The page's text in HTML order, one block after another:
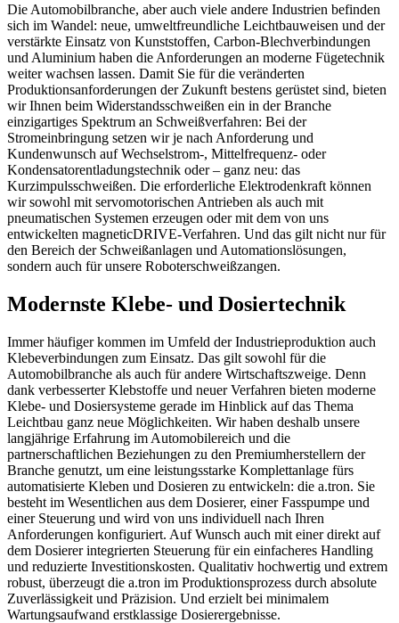
Die Automobilbranche, aber auch viele andere Industrien befinden
sich im Wandel: neue, umweltfreundliche Leichtbauweisen und der
verstärkte Einsatz von Kunststoffen, Carbon-Blechverbindungen
und Aluminium haben die Anforderungen an moderne Fügetechnik
weiter wachsen lassen. Damit Sie für die veränderten
Produktionsanforderungen der Zukunft bestens gerüstet sind, bieten
wir Ihnen beim Widerstandsschweißen ein in der Branche
einzigartiges Spektrum an Schweißverfahren: Bei der
Stromeinbringung setzen wir je nach Anforderung und
Kundenwunsch auf Wechselstrom-, Mittelfrequenz- oder
Kondensatorentladungstechnik oder – ganz neu: das
Kurzimpulsschweißen. Die erforderliche Elektrodenkraft können
wir sowohl mit servomotorischen Antrieben als auch mit
pneumatischen Systemen erzeugen oder mit dem von uns
entwickelten magneticDRIVE-Verfahren. Und das gilt nicht nur für
den Bereich der Schweißanlagen und Automationslösungen,
sondern auch für unsere Roboterschweißzangen.
Modernste Klebe- und Dosiertechnik
Immer häufiger kommen im Umfeld der Industrieproduktion auch
Klebeverbindungen zum Einsatz. Das gilt sowohl für die
Automobilbranche als auch für andere Wirtschaftszweige. Denn
dank verbesserter Klebstoffe und neuer Verfahren bieten moderne
Klebe- und Dosiersysteme gerade im Hinblick auf das Thema
Leichtbau ganz neue Möglichkeiten. Wir haben deshalb unsere
langjährige Erfahrung im Automobilereich und die
partnerschaftlichen Beziehungen zu den Premiumherstellern der
Branche genutzt, um eine leistungsstarke Komplettanlage fürs
automatisierte Kleben und Dosieren zu entwickeln: die a.tron. Sie
besteht im Wesentlichen aus dem Dosierer, einer Fasspumpe und
einer Steuerung und wird von uns individuell nach Ihren
Anforderungen konfiguriert. Auf Wunsch auch mit einer direkt auf
dem Dosierer integrierten Steuerung für ein einfacheres Handling
und reduzierte Investitionskosten. Qualitativ hochwertig und extrem
robust, überzeugt die a.tron im Produktionsprozess durch absolute
Zuverlässigkeit und Präzision. Und erzielt bei minimalem
Wartungsaufwand erstklassige Dosierergebnisse.